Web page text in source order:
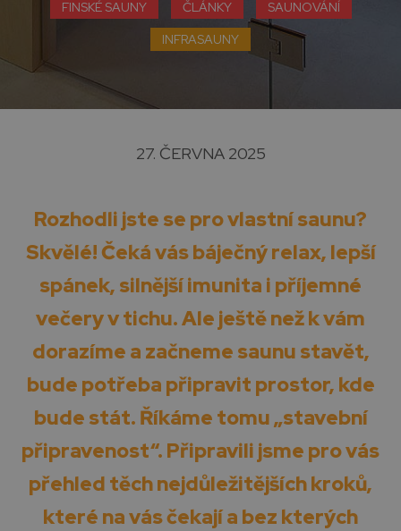
FINSKÉ SAUNY ČLÁNKY
SAUNOVÁNÍ
INFRASAUNY
27. ČERVNA 2025
Rozhodli jste se pro vlastní saunu?
Skvělé! Čeká vás báječný relax, lepší
spánek, silnější imunita i příjemné
večery v tichu. Ale ještě než k vám
dorazíme a začneme saunu stavět,
bude potřeba připravit prostor, kde
bude stát. Říkáme tomu „stavební
připravenost“. Připravili jsme pro vás
přehled těch nejdůležitějších kroků,
které na vás čekají a bez kterých